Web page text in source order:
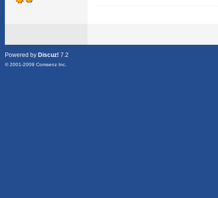
Powered by Discuz! 7.2
© 2001-2009 Comsenz Inc.